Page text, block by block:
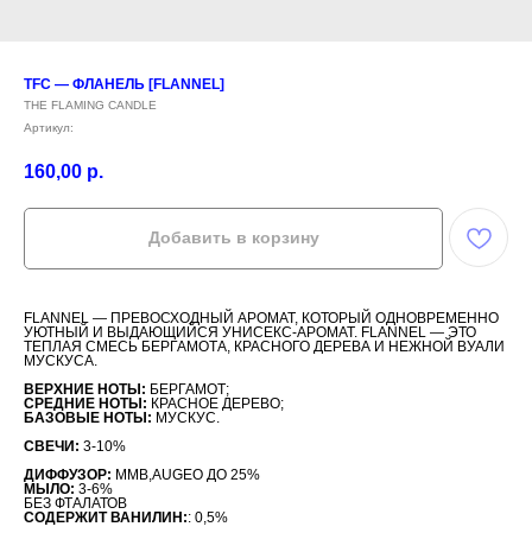
TFC — ФЛАНЕЛЬ [FLANNEL]
THE FLAMING CANDLE
Артикул:
160,00 р.
Добавить в корзину
FLANNEL — ПРЕВОСХОДНЫЙ АРОМАТ, КОТОРЫЙ ОДНОВРЕМЕННО
УЮТНЫЙ И ВЫДАЮЩИЙСЯ УНИСЕКС-АРОМАТ. FLANNEL — ЭТО
ТЕПЛАЯ СМЕСЬ БЕРГАМОТА, КРАСНОГО ДЕРЕВА И НЕЖНОЙ ВУАЛИ
МУСКУСА.
ВЕРХНИЕ НОТЫ: БЕРГАМОТ;
СРЕДНИЕ НОТЫ: КРАСНОЕ ДЕРЕВО;
БАЗОВЫЕ НОТЫ: МУСКУС.
СВЕЧИ: 3-10%
ДИФФУЗОР: MMB,AUGEO ДО 25%
МЫЛО: 3-6%
БЕЗ ФТАЛАТОВ
СОДЕРЖИТ ВАНИЛИН:: 0,5%